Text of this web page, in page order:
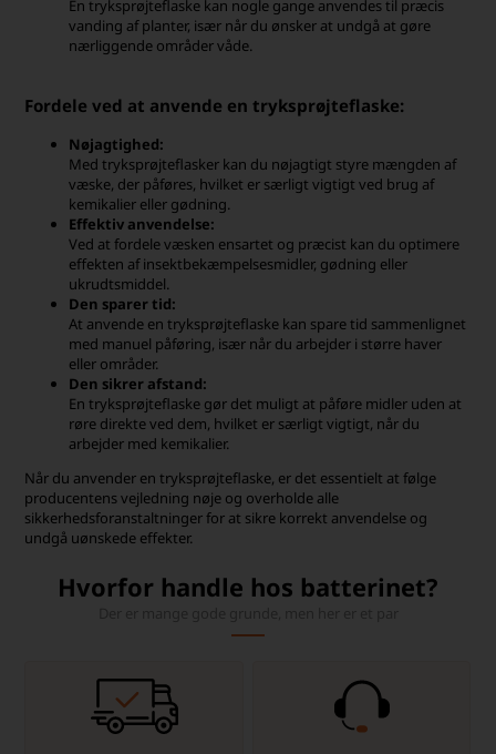
En tryksprøjteflaske kan nogle gange anvendes til præcis
vanding af planter, især når du ønsker at undgå at gøre
nærliggende områder våde.
Fordele ved at anvende en tryksprøjteflaske:
Nøjagtighed:
Med tryksprøjteflasker kan du nøjagtigt styre mængden af
væske, der påføres, hvilket er særligt vigtigt ved brug af
kemikalier eller gødning.
Effektiv anvendelse:
Ved at fordele væsken ensartet og præcist kan du optimere
effekten af insektbekæmpelsesmidler, gødning eller
ukrudtsmiddel.
Den sparer tid:
At anvende en tryksprøjteflaske kan spare tid sammenlignet
med manuel påføring, især når du arbejder i større haver
eller områder.
Den sikrer afstand:
En tryksprøjteflaske gør det muligt at påføre midler uden at
røre direkte ved dem, hvilket er særligt vigtigt, når du
arbejder med kemikalier.
Når du anvender en tryksprøjteflaske, er det essentielt at følge
producentens vejledning nøje og overholde alle
sikkerhedsforanstaltninger for at sikre korrekt anvendelse og
undgå uønskede effekter.
Hvorfor handle hos batterinet?